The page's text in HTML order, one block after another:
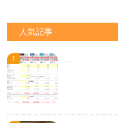
人気記事
...